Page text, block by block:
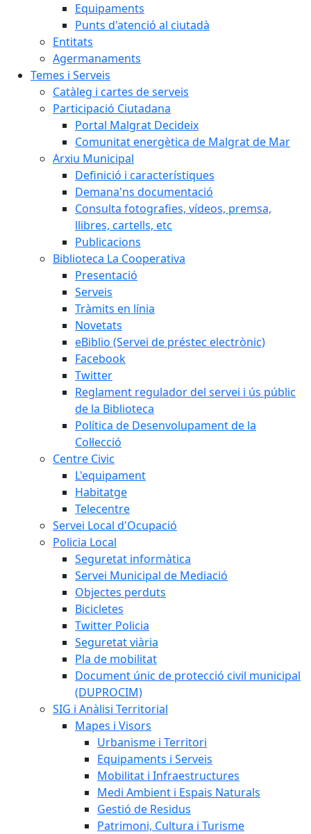
Equipaments
Punts d'atenció al ciutadà
Entitats
Agermanaments
Temes i Serveis
Catàleg i cartes de serveis
Participació Ciutadana
Portal Malgrat Decideix
Comunitat energètica de Malgrat de Mar
Arxiu Municipal
Definició i característiques
Demana'ns documentació
Consulta fotografies, vídeos, premsa,
llibres, cartells, etc
Publicacions
Biblioteca La Cooperativa
Presentació
Serveis
Tràmits en línia
Novetats
eBiblio (Servei de préstec electrònic)
Facebook
Twitter
Reglament regulador del servei i ús públic
de la Biblioteca
Política de Desenvolupament de la
Col·lecció
Centre Civic
L'equipament
Habitatge
Telecentre
Servei Local d'Ocupació
Policia Local
Seguretat informàtica
Servei Municipal de Mediació
Objectes perduts
Bicicletes
Twitter Policia
Seguretat viària
Pla de mobilitat
Document únic de protecció civil municipal
(DUPROCIM)
SIG i Anàlisi Territorial
Mapes i Visors
Urbanisme i Territori
Equipaments i Serveis
Mobilitat i Infraestructures
Medi Ambient i Espais Naturals
Gestió de Residus
Patrimoni, Cultura i Turisme